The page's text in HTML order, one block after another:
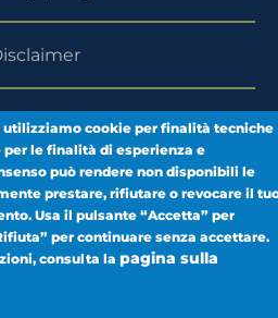
Areacookie per finalità tecniche
per le finalità di esperienza e
può rendere non disponibili le
prestare, rifiutare o revocare il
Usa il pulsante “Accetta” per
per continuare senza accettare.
consulta la pagina sulla